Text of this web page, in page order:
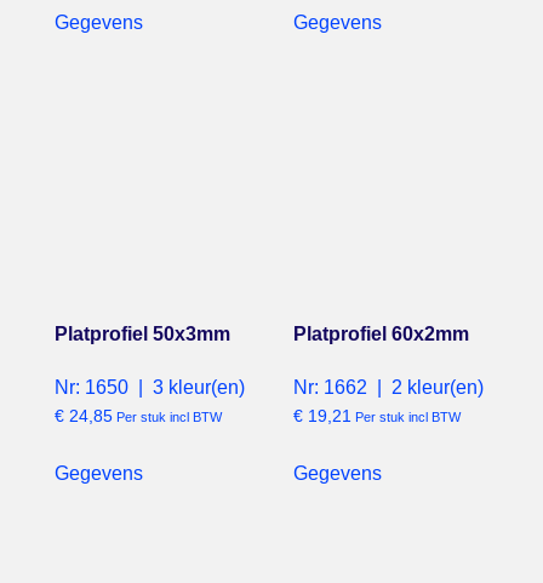
Gegevens Gegevens
Platprofiel 50x3mm
Nr: 1650 | 3 kleur(en)
€ 24,85 Per stuk incl BTW
Gegevens
Platprofiel 60x2mm
Nr: 1662 | 2 kleur(en)
€19,21 Per stuk incl BTW
Gegevens